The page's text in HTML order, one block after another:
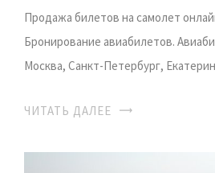
Продажа билетов на самолет
Бронирование авиабилетов.
Москва, Санкт-Петербург,
ЧИТАТЬ ДАЛЕЕ